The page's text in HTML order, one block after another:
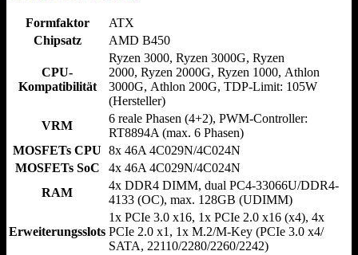
Formfaktor
ATX
Chipsatz
AMD B450
CPU-
Kompatibilität
Ryzen 3000, Ryzen 3000G, Ryzen
2000, Ryzen 2000G, Ryzen 1000, Athlon
3000G, Athlon 200G, TDP-Limit: 105W
(Hersteller)
VRM
6 reale Phasen (4+2), PWM-Controller:
RT8894A (max. 6 Phasen)
MOSFETs CPU 8x 46A 4C029N/​4C024N
MOSFETs SoC
4x 46A 4C029N/​4C024N
RAM
4x DDR4 DIMM, dual PC4-33066U/​DDR4-
4133 (OC), max. 128GB (UDIMM)
Erweiterungsslots
1x PCIe 3.0 x16, 1x PCIe 2.0 x16 (x4), 4x
PCIe 2.0 x1, 1x M.2/​M-Key (PCIe 3.0 x4/​
SATA, 22110/​2280/​2260/​2242)